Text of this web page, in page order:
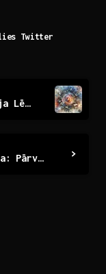
Twitter
A/B Testēšana: Radoša Pieeja Lēmumu Pieņemšanai
Mārketinga Automatizācija: Pārveidojot Jūsu Biznesa Stratēģijas